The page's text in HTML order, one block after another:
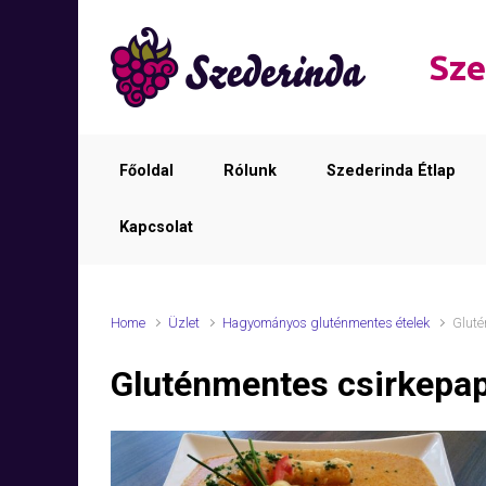
Főoldal Rólunk Szederinda Étlap
Kapcsolat
Home Üzlet Hagyományos gluténmentes ételek
Gluténmentes